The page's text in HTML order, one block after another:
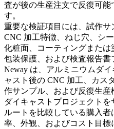
査が後の生産注文で反復可
す。
重要な検証項目には、試作サ
CNC 加工特徴、ねじ穴、シ
化粧面、コーティングまたは
包装保護、および検査報告書
Neway は、アルミニウムダ
ャスト後の CNC 加工、カス
作サンプル、および反復生
ダイキャストプロジェクト
ルートを比較している購入
率、外観、およびコスト目標